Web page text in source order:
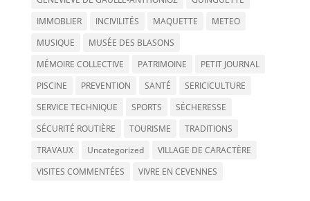
IMMOBLIER
INCIVILITÉS MAQUETTE
METEO
MUSIQUE
MUSÉE DES BLASONS
MÉMOIRE COLLECTIVE
PATRIMOINE
PETIT JOURNAL
PISCINE
PREVENTION SANTÉ
SERICICULTURE
SERVICE TECHNIQUE
SPORTS
SÉCHERESSE
SÉCURITÉ ROUTIÈRE
TOURISME
TRADITIONS
TRAVAUX
Uncategorized
VILLAGE DE CARACTÈRE
VISITES COMMENTÉES
VIVRE EN CEVENNES